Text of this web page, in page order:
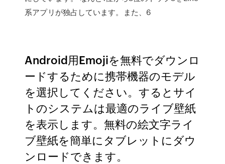
系アプリが独占しています。また、6
Android用Emojiを無料でダウンロ
ードするために携帯機器のモデル
を選択してください。するとサイ
トのシステムは最適のライブ壁紙
を表示します。無料の絵文字ライ
ブ壁紙を簡単にタブレットにダウ
ンロードできます。